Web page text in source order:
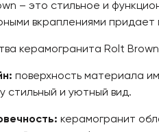
– это стильное и
вкраплениями
керамогранита Rolt
поверхность материала
стильный и уютный вид.
керамогранит